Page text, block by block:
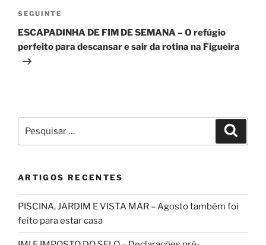
Conteúdo
seguinte
SEGUINTE
ESCAPADINHA DE FIM DE SEMANA – O refúgio
perfeito para descansar e sair da rotina na Figueira
por:
ARTIGOS RECENTES
PISCINA, JARDIM E VISTA MAR – Agosto também foi
feito para estar casa